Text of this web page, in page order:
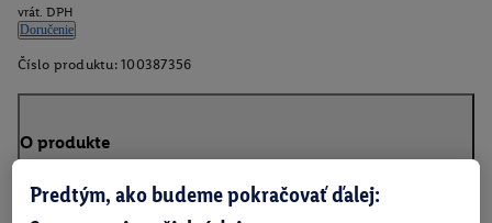
vrát. DPH
Doručenie
Číslo produktu: 100387356
O produkte
Predtým, ako budeme pokračovať ďalej: